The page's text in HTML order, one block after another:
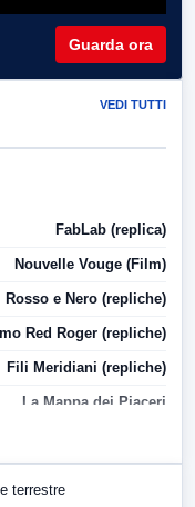
Guarda ora
VEDI TUTTI
FabLab (replica)
Nouvelle Vouge (Film)
Rosso e Nero (repliche)
Red Roger (repliche)
Fili Meridiani (repliche)
La Mappa dei Piaceri
terrestre